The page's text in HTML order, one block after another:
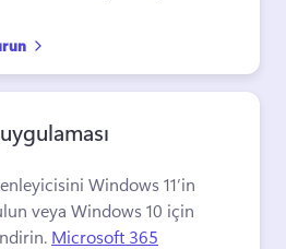
Windows 11’in
Microsoft 365